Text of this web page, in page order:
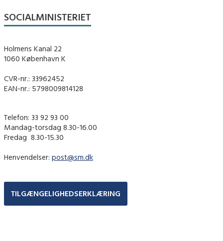
SOCIALMINISTERIET
Holmens Kanal 22
1060 København K
CVR-nr.: 33962452
EAN-nr.: 5798009814128
Telefon: 33 92 93 00
Mandag-torsdag 8.30-16.00
Fredag ​ 8.30-15.30
Henvendelser: post@sm.dk
TILGÆNGELIGHEDSERKLÆRING